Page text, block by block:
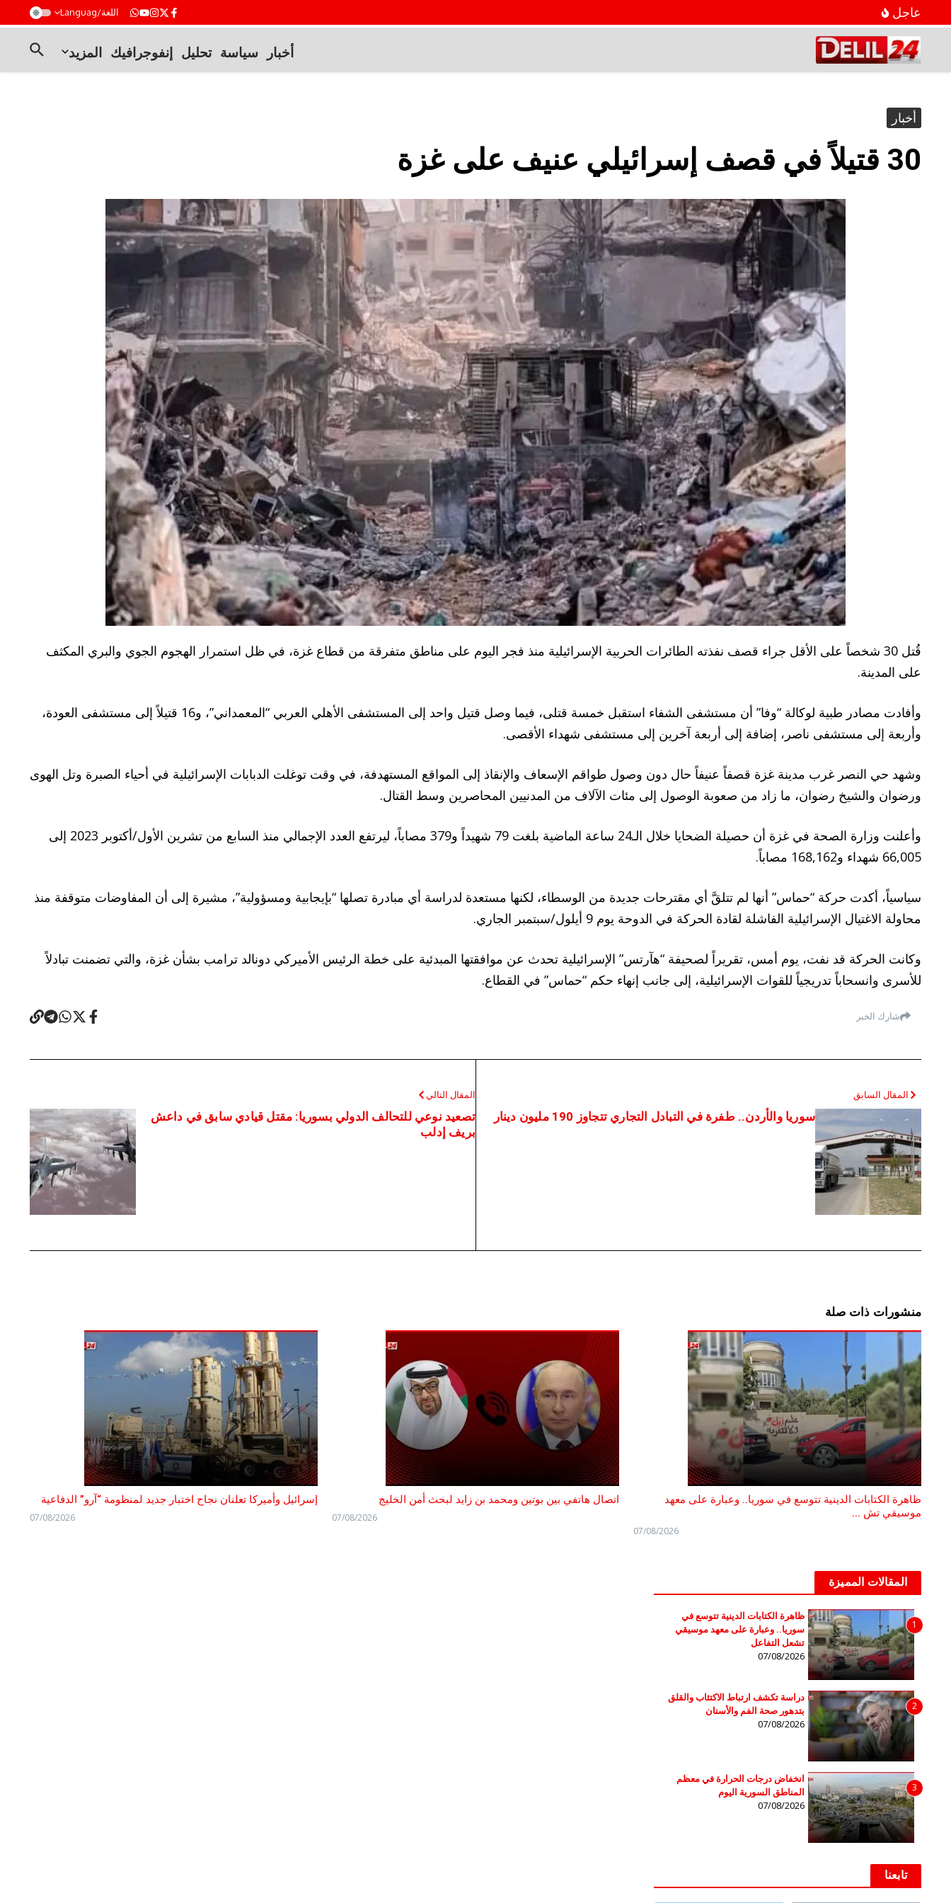
عاجل اللغة/Languag
أخبار سياسة تحليل إنفوجرافيك المزيد
أخبار
30 قتيلاً في قصف إسرائيلي عنيف على غزة
قُتل 30 شخصاً على الأقل جراء قصف نفذته الطائرات الحربية الإسرائيلية منذ فجر اليوم على مناطق متفرقة من قطاع غزة، في ظل استمرار الهجوم الجوي والبري المكثف
على المدينة.
وأفادت مصادر طبية لوكالة “وفا” أن مستشفى الشفاء استقبل خمسة قتلى، فيما وصل قتيل واحد إلى المستشفى الأهلي العربي “المعمداني”، و16 قتيلاً إلى مستشفى العودة،
وأربعة إلى مستشفى ناصر، إضافة إلى أربعة آخرين إلى مستشفى شهداء الأقصى.
وشهد حي النصر غرب مدينة غزة قصفاً عنيفاً حال دون وصول طواقم الإسعاف والإنقاذ إلى المواقع المستهدفة، في وقت توغلت الدبابات الإسرائيلية في أحياء الصبرة وتل الهوى
ورضوان والشيخ رضوان، ما زاد من صعوبة الوصول إلى مئات الآلاف من المدنيين المحاصرين وسط القتال.
وأعلنت وزارة الصحة في غزة أن حصيلة الضحايا خلال الـ24 ساعة الماضية بلغت 79 شهيداً و379 مصاباً، ليرتفع العدد الإجمالي منذ السابع من تشرين الأول/أكتوبر 2023 إلى
66,005 شهداء و168,162 مصاباً.
سياسياً، أكدت حركة “حماس” أنها لم تتلقَّ أي مقترحات جديدة من الوسطاء، لكنها مستعدة لدراسة أي مبادرة تصلها “بإيجابية ومسؤولية”، مشيرة إلى أن المفاوضات متوقفة منذ
محاولة الاغتيال الإسرائيلية الفاشلة لقادة الحركة في الدوحة يوم 9 أيلول/سبتمبر الجاري.
وكانت الحركة قد نفت، يوم أمس، تقريراً لصحيفة “هآرتس” الإسرائيلية تحدث عن موافقتها المبدئية على خطة الرئيس الأميركي دونالد ترامب بشأن غزة، والتي تضمنت تبادلاً
للأسرى وانسحاباً تدريجياً للقوات الإسرائيلية، إلى جانب إنهاء حكم “حماس” في القطاع.
شارك الخبر
المقال السابق
سوريا والأردن.. طفرة في التبادل التجاري تتجاوز 190 مليون دينار
المقال التالي
تصعيد نوعي للتحالف الدولي بسوريا: مقتل قيادي سابق في داعش
بريف إدلب
منشورات ذات صلة
ظاهرة الكتابات الدينية تتوسع في سوريا.. وعبارة على معهد
موسيقي تش ...
07/08/2026
اتصال هاتفي بين بوتين ومحمد بن زايد لبحث أمن الخليج
07/08/2026
إسرائيل وأميركا تعلنان نجاح اختبار جديد لمنظومة “آرو” الدفاعية
07/08/2026
المقالات المميزة
1
ظاهرة الكتابات الدينية تتوسع في
سوريا.. وعبارة على معهد موسيقي
تشعل التفاعل
07/08/2026
2
دراسة تكشف ارتباط الاكتئاب والقلق
بتدهور صحة الفم والأسنان
07/08/2026
3
انخفاض درجات الحرارة في معظم
المناطق السورية اليوم
07/08/2026
تابعنا